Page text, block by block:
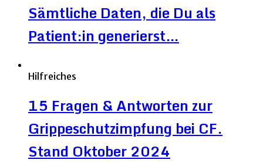
Sämtliche Daten, die Du als
Patient:in generierst…
Hilfreiches
15 Fragen & Antworten zur
Grippeschutzimpfung bei CF.
Stand Oktober 2024